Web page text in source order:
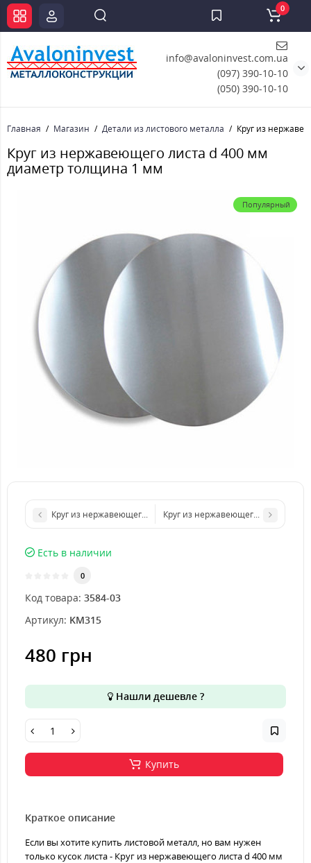
info@avaloninvest.com.ua
(097) 390-10-10
(050) 390-10-10
0
Главная Магазин Детали из листового металла Круг из
Круг из нержавеющего листа d 400 мм
диаметр толщина 1 мм
Популярный
Круг из нержавеющего листа d 300 мм диаметр толщина 1 мм
Круг из нержавеющего листа d
Есть в наличии
0
Код товара: 3584-03
Артикул: KM315
480 грн
Нашли дешевле ?
Купить
Краткое описание
Если вы хотите купить листовой металл, но вам нужен
только кусок листа - Круг из нержавеющего листа d 400 мм